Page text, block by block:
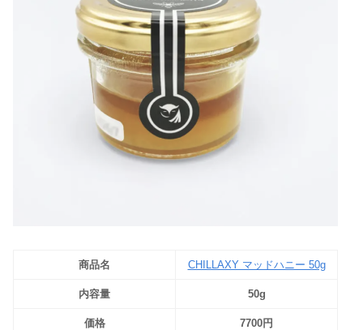
商品名 CHILLAXY マッドハニー 50g
内容量 50g
価格 7700円